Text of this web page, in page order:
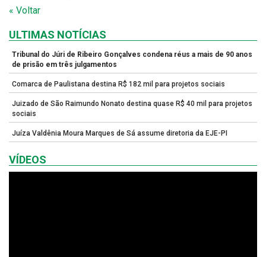
« Voltar
ULTIMAS NOTÍCIAS
Tribunal do Júri de Ribeiro Gonçalves condena réus a mais de 90 anos
de prisão em três julgamentos
Comarca de Paulistana destina R$ 182 mil para projetos sociais
Juizado de São Raimundo Nonato destina quase R$ 40 mil para projetos
sociais
Juíza Valdênia Moura Marques de Sá assume diretoria da EJE-PI
VÍDEOS